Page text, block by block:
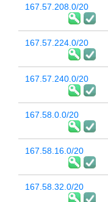
167.57.208.0/20
167.57.224.0/20
167.57.240.0/20
167.58.0.0/20
167.58.16.0/20
167.58.32.0/20